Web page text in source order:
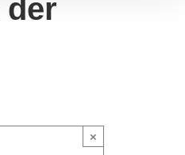
der
×